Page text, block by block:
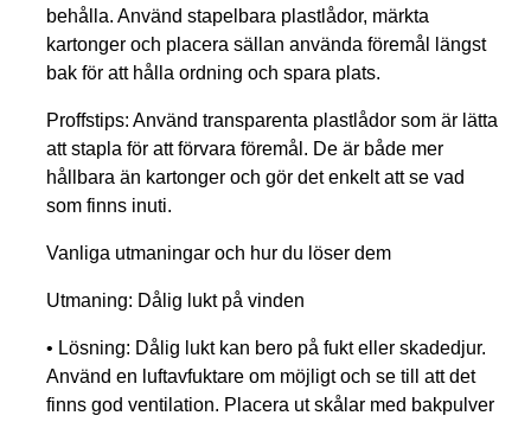
behålla. Använd stapelbara plastlådor, märkta
kartonger och placera sällan använda föremål längst
bak för att hålla ordning och spara plats.
Proffstips: Använd transparenta plastlådor som är lätta
att stapla för att förvara föremål. De är både mer
hållbara än kartonger och gör det enkelt att se vad
som finns inuti.
Vanliga utmaningar och hur du löser dem
Utmaning: Dålig lukt på vinden
• Lösning: Dålig lukt kan bero på fukt eller skadedjur.
Använd en luftavfuktare om möjligt och se till att det
finns god ventilation. Placera ut skålar med bakpulver